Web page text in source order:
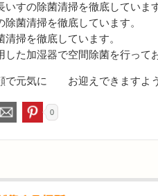
いすの除菌清掃を徹底しています
除菌清掃を徹底しています。
清掃を徹底しています。
した加湿器で空間除菌を行って
で元気に お迎えできますよう
0